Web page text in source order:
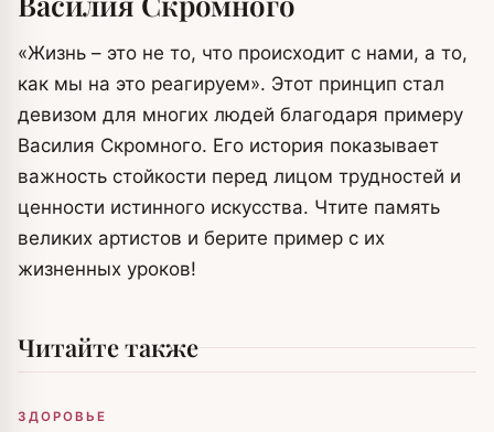
«Жизнь – это не то, что происходит с нами, а то,
как мы на это реагируем». Этот принцип стал
девизом для многих людей благодаря примеру
Василия Скромного. Его история показывает
важность стойкости перед лицом трудностей и
ценности истинного искусства. Чтите память
великих артистов и берите пример с их
жизненных уроков!
Читайте также
ЗДОРОВЬЕ